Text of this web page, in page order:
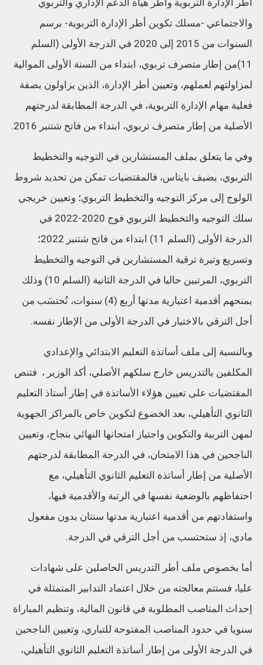
والاجتماعي -مسلك تكوين أطر الإدارة التربوية- برسم
السنوات من 2015 إلى 2020 في الدرجة الأولى (السلم
11)من إطار متصرف تربوي، ابتداء من السنة الأولى الموالية
لمزاولتهم لعملهم، وتعيين أطر الإدارة، الذين يزاولون بصفة
فعلية مهام الإدارة التربوية، في الدرجة المطابقة لدرجتهم
الأصلية من إطار متصرف تربوي، ابتداء من فاتح شتنبر 2016.
وفي ما يتعلق بملف المستشارين في التوجيه والتخطيط
التربوي، يضيف بايتاس، فالمقتضيات تمكن من تحديد شروط
الولوج إلى مركز التوجيه والتخطيط التربوي؛ وتعيين خريجي
سلك التوجيه والتخطيط التربوي فوج 2020-2022 في
الدرجة الأولى (السلم 11) ابتداء من فاتح شتنبر 2022؛
وتسريع وتيرة ترقية المستشارين في التوجيه والتخطيط
التربوي، المرتبين حاليا في الدرجة الثانية (السلم 10) وذلك
بمنحهم أقدمية اعتبارية مدتها أربع (4) سنوات، تُحتسَب من
أجل الترقي بالاختيار في الدرجة الأولى من الإطار نفسه.
وبالنسبة إلى ملف أساتذة التعليم الابتدائي والإعدادي
المكلفين بالتدريس خارج سلكهم الأصلي، أكد الوزير ، فتنص
المقتضيات على تعيين هؤلاء الأساتذة في إطار أستاذ التعليم
الثانوي التأهيلي، بعد الخضوع لتكوين خاص بالمراكز الجهوية
لمهن التربية والتكوين واجتياز امتحانها النهائي بنجاح، وتعيين
الناجحين في هذا الامتحان، في الدرجة المطابقة لدرجتهم
الأصلية من إطار أساتذة التعليم الثانوي التأهيلي، مع
احتفاظهم بالوضعية نفسها في الرتبة والأقدمية فيها،
واستفادتهم من أقدمية اعتبارية مدتها سنتان بدون مفعول
مادي، إذ ستحتسب من أجل الترقي في الدرجة.
أما بخصوص ملف أطر التدريس الحاصلين على شهادات
عليا، فستتم معالجته من خلال اعتماد التدابير المتمثلة في
إحداث المناصب المطلوبة في قانون المالية، وتنظيم المباراة
سنويا في حدود المناصب المفتوحة للتباري، وتعيين الناجحين
في الدرجة الأولى من إطار أساتذة التعليم الثانوي التأهيلي،